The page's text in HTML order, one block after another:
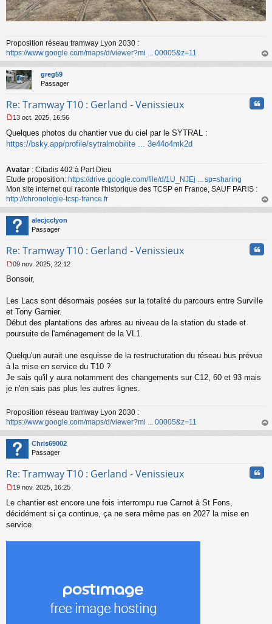
Proposition réseau tramway Lyon 2030 :
https://www.google.com/maps/d/viewer?mi ... 00005&z=11
au
greg59
Passager
Re: Tramway T10 : Gerland - Venissieux
e
s
g
e
n
o
n
l
u
13 oct. 2025, 16:56
Quelques photos du chantier vue du ciel par le SYTRAL :
https://bsky.app/profile/sytralmobilite ... 3e44o4mk2d
Avatar : Citadis 402 à Part Dieu
Etude proposition: https://drive.google.com/file/d/1U_NJEj ... sp=sharing
Mon site internet qui raconte l'historique des TCSP en France, SAUF PARIS :
http://chronologie-tcsp-france.fr
au
alecjcclyon
Passager
Re: Tramway T10 : Gerland - Venissieux
e
s
a
e
n
n
l
u
09 nov. 2025, 22:12
Bonsoir,
Les Lacs sont désormais posées sur la totalité du parcours entre Surville
et Tony Garnier.
Début des plantations des arbres au niveau de la station du stade et
poursuite de l'aménagement de la VL1.
Quelqu'un aurait une esquisse de la restructuration du réseau bus prévue
à la mise en service du T10 ?
Je sais qu'il y aura notamment des changements sur C12, 60 et 93 mais
je n'en sais pas plus les autres lignes.
Proposition réseau tramway Lyon 2030 :
https://www.google.com/maps/d/viewer?mi ... 00005&z=11
au
Chris69002
Passager
Re: Tramway T10 : Gerland - Venissieux
e
s
19 nov. 2025, 16:25
Le chantier est encore une fois interrompu rue Carnot à St Fons,
décidément si ça continue, ça ne sera même pas en 2027 la mise en
service.